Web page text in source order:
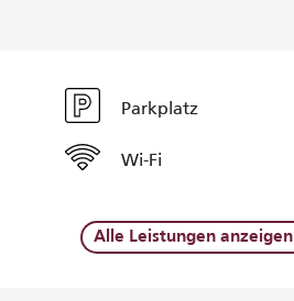
Parkplatz
Wi-Fi
Alle Leistungen anzeigen